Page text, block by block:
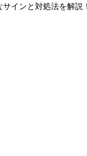
インと対処法を解